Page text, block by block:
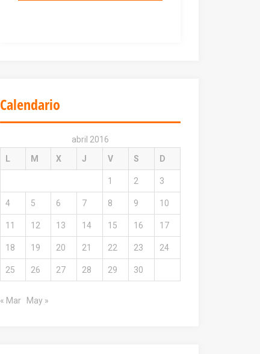
Calendario
abril 2016
L
M X J V S D
1 2 3
4 5 6 7 8 9 10
11 12 13 14 15 16 17
18 19 20 21 22 23 24
25 26 27 28 29 30
« Mar May »